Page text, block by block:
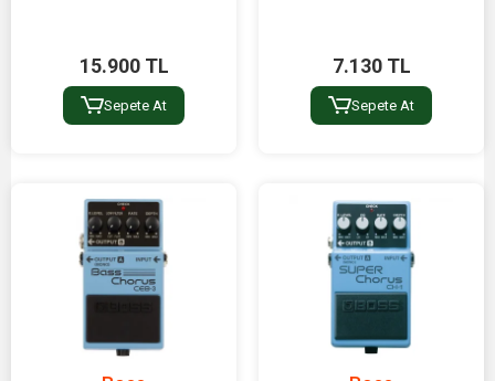
15.900 TL
Sepete At
7.130 TL
Sepete At